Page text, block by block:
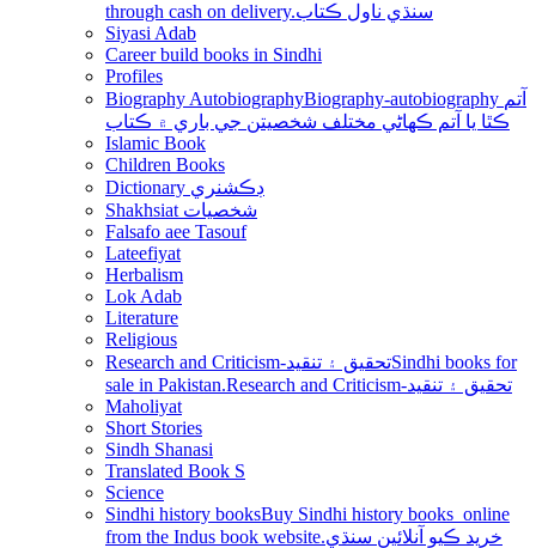
through cash on delivery.سنڌي ناول ڪتاب
Siyasi Adab
Career build books in Sindhi
Profiles
Biography AutobiographyBiography-autobiography آتم
ڪٿا يا آتم ڪھاڻي مختلف شخصيتن جي باري ۾ ڪتاب
Islamic Book
Children Books
Dictionary ڊڪشنري
Shakhsiat شخصيات
Falsafo aee Tasouf
Lateefiyat
Herbalism
Lok Adab
Literature
Religious
Research and Criticism-تحقيق ۽ تنقيدSindhi books for
sale in Pakistan.Research and Criticism-تحقيق ۽ تنقيد
Maholiyat
Short Stories
Sindh Shanasi
Translated Book S
Science
Sindhi history booksBuy Sindhi history books online
from the Indus book website.خريد ڪيو آنلائين سنڌي